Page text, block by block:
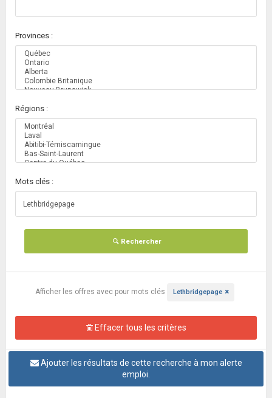
Provinces :
Régions :
Mots clés :
Rechercher
Afficher les offres avec pour mots clés Lethbridgepage
Effacer tous les critères
Ajouter les résultats de cette recherche à mon alerte
emploi.